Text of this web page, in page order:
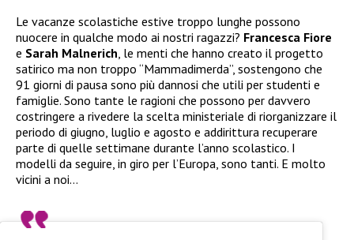
Le vacanze scolastiche estive troppo lunghe possono
nuocere in qualche modo ai nostri ragazzi? Francesca Fiore
e Sarah Malnerich, le menti che hanno creato il progetto
satirico ma non troppo “Mammadimerda”, sostengono che
91 giorni di pausa sono più dannosi che utili per studenti e
famiglie. Sono tante le ragioni che possono per davvero
costringere a rivedere la scelta ministeriale di riorganizzare il
periodo di giugno, luglio e agosto e addirittura recuperare
parte di quelle settimane durante l’anno scolastico. I
modelli da seguire, in giro per l’Europa, sono tanti. E molto
vicini a noi…